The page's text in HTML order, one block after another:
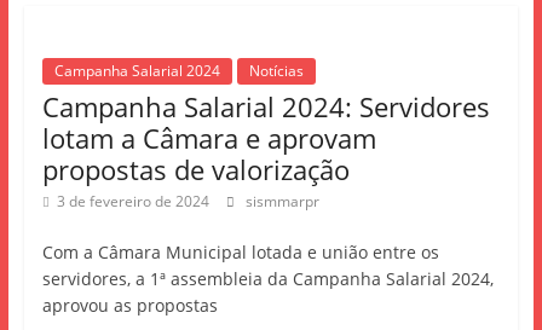
o
o
k
Campanha Salarial 2024 Notícias
Campanha Salarial 2024: Servidores
lotam a Câmara e aprovam
propostas de valorização
3 de fevereiro de 2024 sismmarpr
Com a Câmara Municipal lotada e união entre os
servidores, a 1ª assembleia da Campanha Salarial 2024,
aprovou as propostas